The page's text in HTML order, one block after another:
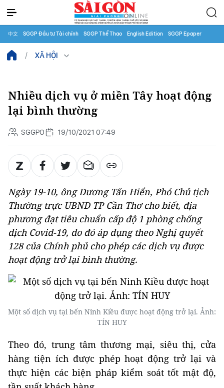
中文 SGGP Đầu tư Tài chính SGGP Thể Thao English Edition SGGP Epaper
XÃ HỘI
Nhiều dịch vụ ở miền Tây hoạt động
lại bình thường
SGGPO 19/10/2021 07:49
Ngày 19-10, ông Dương Tấn Hiển, Phó Chủ tịch
Thường trực UBND TP Cần Thơ cho biết, địa
phương đạt tiêu chuẩn cấp độ 1 phòng chống
dịch Covid-19, do đó áp dụng theo Nghị quyết
128 của Chính phủ cho phép các dịch vụ được
hoạt động trở lại bình thường.
Một số dịch vụ tại bến Ninh Kiều được hoạt động trở lại. Ảnh:
TÍN HUY
Theo đó, trung tâm thương mại, siêu thị, cửa
hàng tiện ích được phép hoạt động trở lại và
thực hiện các biện pháp kiểm soát tốt mật độ,